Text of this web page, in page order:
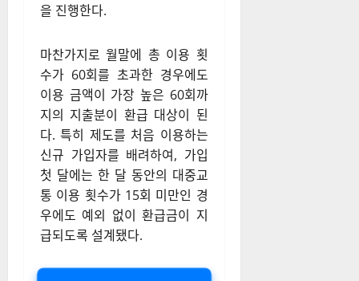
을 진행한다.
마찬가지로 월말에 총 이용 횟
수가 60회를 초과한 경우에도
이용 금액이 가장 높은 60회까
지의 지출분이 환급 대상이 된
다. 특히 제도를 처음 이용하는
신규 가입자를 배려하여, 가입
첫 달에는 한 달 동안의 대중교
통 이용 횟수가 15회 미만인 경
우에도 예외 없이 환급금이 지
급되도록 설계됐다.